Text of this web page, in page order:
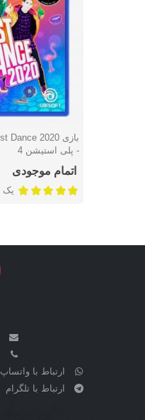
دوست
- پلی استیشن 4
اتمام موجودی
یک
ارتباط با واتساپ
ارتباط با تلگرام